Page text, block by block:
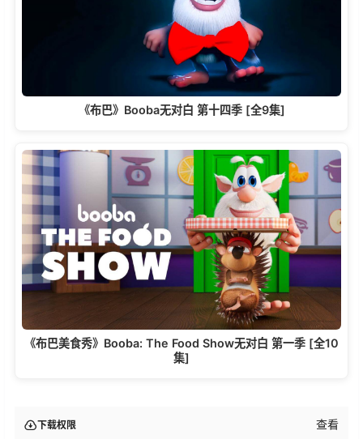
《布巴》Booba无对白 第十四季 [全9集]
《布巴美食秀》Booba: The Food Show无对白 第一季 [全10
集]
下载权限 查看